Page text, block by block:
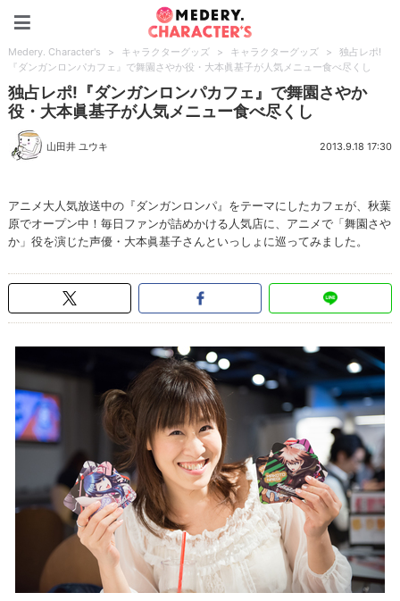
Medery. Character's > キャラクターグッズ > キャラクターグッズ >
独占レポ!
『ダンガンロンパカフェ』で舞園さやか役・大本眞基子が人気メニュー食べ尽くし
独占レポ!『ダンガンロンパカフェ』で舞園さやか
役・大本眞基子が人気メニュー食べ尽くし
山田井 ユウキ 2013.9.18 17:30
アニメ大人気放送中の『ダンガンロンパ』をテーマにしたカフェが、秋葉
原でオープン中！毎日ファンが詰めかける人気店に、アニメで「舞園さや
か」役を演じた声優・大本眞基子さんといっしょに巡ってみました。